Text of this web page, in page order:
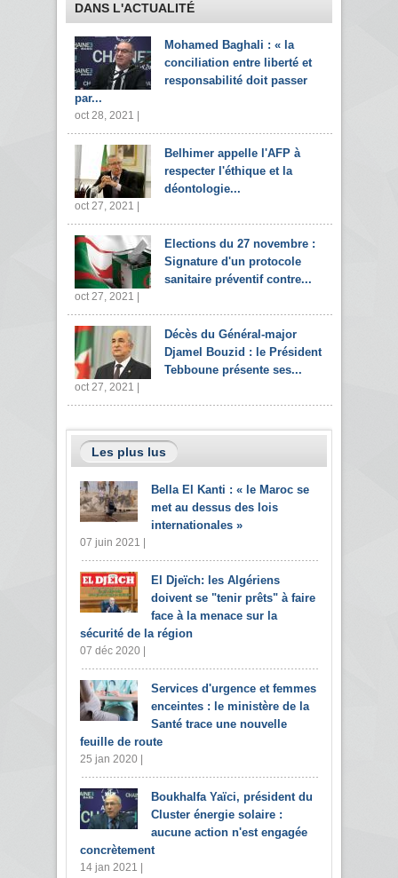
DANS L'ACTUALITÉ
Mohamed Baghali : « la
conciliation entre liberté et
responsabilité doit passer
par...
oct 28, 2021 |
Belhimer appelle l'AFP à
respecter l'éthique et la
déontologie...
oct 27, 2021 |
Elections du 27 novembre :
Signature d'un protocole
sanitaire préventif contre...
oct 27, 2021 |
Décès du Général-major
Djamel Bouzid : le Président
Tebboune présente ses...
oct 27, 2021 |
Les plus lus
Bella El Kanti : « le Maroc se
met au dessus des lois
internationales »
07 juin 2021 |
El Djeïch: les Algériens
doivent se "tenir prêts" à faire
face à la menace sur la
sécurité de la région
07 déc 2020 |
Services d'urgence et femmes
enceintes : le ministère de la
Santé trace une nouvelle
feuille de route
25 jan 2020 |
Boukhalfa Yaïci, président du
Cluster énergie solaire :
aucune action n'est engagée
concrètement
14 jan 2021 |